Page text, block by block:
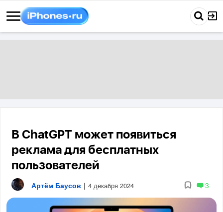
В ChatGPT может появиться
реклама для бесплатных
пользователей
Артём Баусов | 4 декабря 2024 3